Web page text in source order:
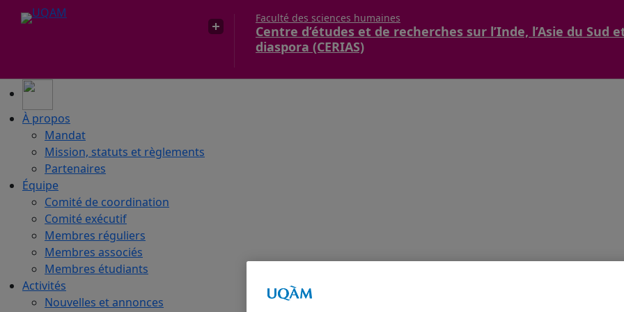
Faculté des sciences humaines
Centre d’études et de recherches sur l’Inde, l’Asie du Sud
diaspora (CERIAS)
À propos
Mandat
Mission, statuts et règlements
Partenaires
Équipe
Comité de coordination
Comité exécutif
Membres réguliers
Membres associés
Membres étudiants
Activités
Nouvelles et annonces